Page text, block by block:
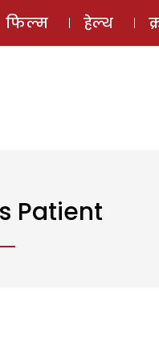
ई-मैगज़ीन
फिल्म हेल्थ
Patient